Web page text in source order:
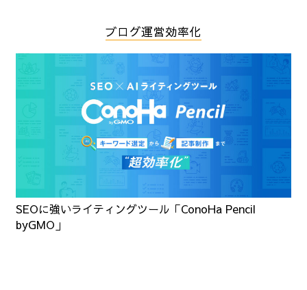
ブログ運営効率化
SEOに強いライティングツール「ConoHa Pencil
byGMO」